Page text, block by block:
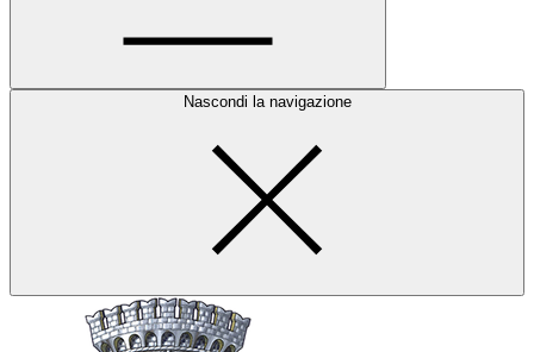
Nascondi la navigazione